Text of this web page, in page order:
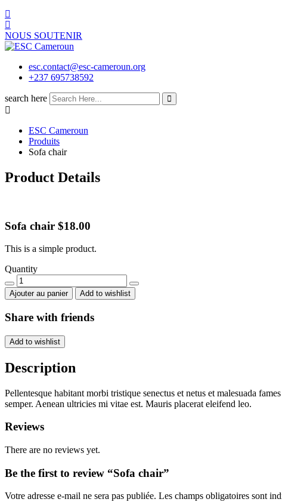
NOUS SOUTENIR
esc.contact@esc-cameroun.org
+237 695738592
search here
ESC Cameroun
Produits
Sofa chair
Product Details
Sofa chair $18.00
This is a simple product.
Quantity
Sofa
chair
quantity
Ajouter au panier Add to wishlist
Share with friends
Add to wishlist
Description
Pellentesque habitant morbi tristique senectus et netus et malesuada
semper. Aenean ultricies mi vitae est. Mauris placerat eleifend leo.
Reviews
There are no reviews yet.
Be the first to review “Sofa chair”
Votre adresse e-mail ne sera pas publiée. Les champs obligatoires sont